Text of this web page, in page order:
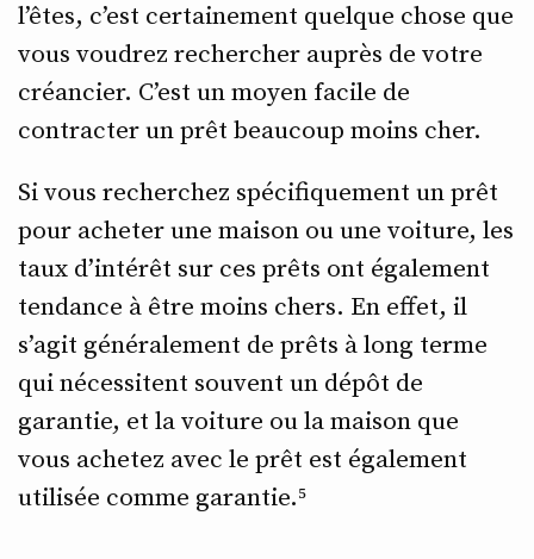
l’êtes, c’est certainement quelque chose que
vous voudrez rechercher auprès de votre
créancier. C’est un moyen facile de
contracter un prêt beaucoup moins cher.
Si vous recherchez spécifiquement un prêt
pour acheter une maison ou une voiture, les
taux d’intérêt sur ces prêts ont également
tendance à être moins chers. En effet, il
s’agit généralement de prêts à long terme
qui nécessitent souvent un dépôt de
garantie, et la voiture ou la maison que
vous achetez avec le prêt est également
utilisée comme garantie.⁵